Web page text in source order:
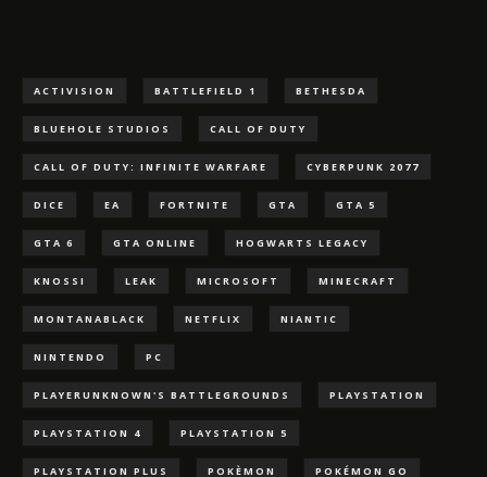
ACTIVISION BATTLEFIELD 1 BETHESDA
BLUEHOLE STUDIOS CALL OF DUTY
CALL OF DUTY: INFINITE WARFARE CYBERPUNK 2077
DICE EA FORTNITE GTA GTA 5
GTA 6 GTA ONLINE HOGWARTS LEGACY
KNOSSI LEAK MICROSOFT MINECRAFT
MONTANABLACK NETFLIX NIANTIC
NINTENDO PC
PLAYERUNKNOWN'S BATTLEGROUNDS PLAYSTATION
PLAYSTATION 4 PLAYSTATION 5
PLAYSTATION PLUS POKÈMON POKÉMON GO